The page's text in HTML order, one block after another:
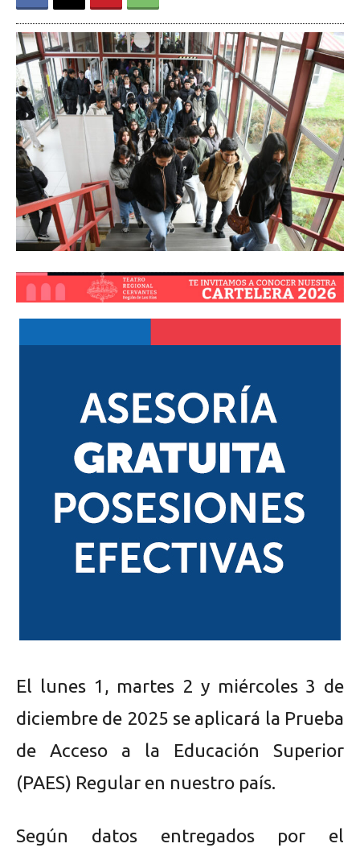
El lunes 1, martes 2 y miércoles 3 de
diciembre de 2025 se aplicará la Prueba
de Acceso a la Educación Superior
(PAES) Regular en nuestro país.
Según datos entregados por el